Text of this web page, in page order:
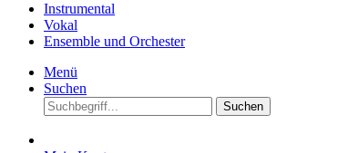
Instrumental
Vokal
Ensemble und Orchester
Menü
Suchen
Suchen